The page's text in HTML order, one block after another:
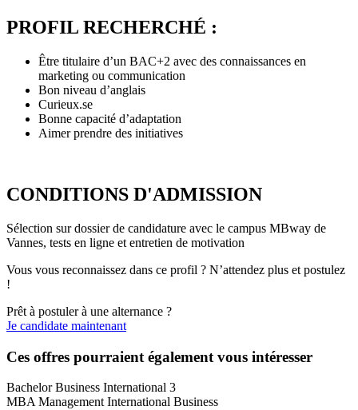
PROFIL RECHERCHÉ :
Être titulaire d’un BAC+2 avec des connaissances en
marketing ou communication
Bon niveau d’anglais
Curieux.se
Bonne capacité d’adaptation
Aimer prendre des initiatives
CONDITIONS D'ADMISSION
Sélection sur dossier de candidature avec le campus MBway de
Vannes, tests en ligne et entretien de motivation
Vous vous reconnaissez dans ce profil ? N’attendez plus et postulez
!
Prêt à postuler à une alternance ?
Je candidate maintenant
Ces offres pourraient également vous intéresser
Bachelor Business International 3
MBA Management International Business